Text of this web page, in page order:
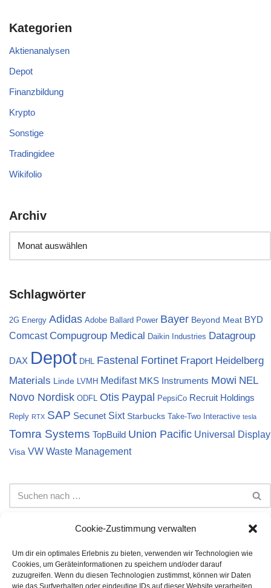
Cookie-Zustimmung verwalten
Um dir ein optimales Erlebnis zu bieten, verwenden wir Technologien wie
Cookies, um Geräteinformationen zu speichern und/oder darauf
zuzugreifen. Wenn du diesen Technologien zustimmst, können wir Daten
wie das Surfverhalten oder eindeutige IDs auf dieser Website verarbeiten.
Kategorien
Aktienanalysen
Depot
Finanzbildung
Krypto
Sonstige
Tradingidee
Wikifolio
Archiv
Schlagwörter
2G Energy Adidas Adobe Ballard Power Bayer Beyond Meat BYD
Comcast Compugroup Medical Daikin Industries Datagroup
DAX Depot DHL Fastenal Fortinet Fraport Heidelberg
Materials Linde LVMH Medifast MKS Instruments Mowi NEL
Novo Nordisk ODFL Otis Paypal PepsiCo Recruit Holdings
Reply RTX SAP Secunet Sixt Starbucks Take-Two Interactive tesla
Tomra Systems TopBuild Union Pacific Universal Display
Visa VW Waste Management
Impressum Datenschutz Cookie-Richtlinie (EU)